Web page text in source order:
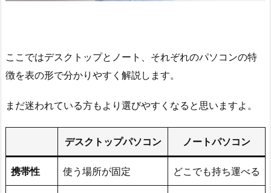
ここではデスクトップとノート、それぞれのパソコンの特
徴を表の形で分かりやすく解説します。
まだ迷われている方もより選びやすくなると思いますよ。
デスクトップパソコン ノートパソコン
携帯性 使う場所が固定 どこでも持ち運べる